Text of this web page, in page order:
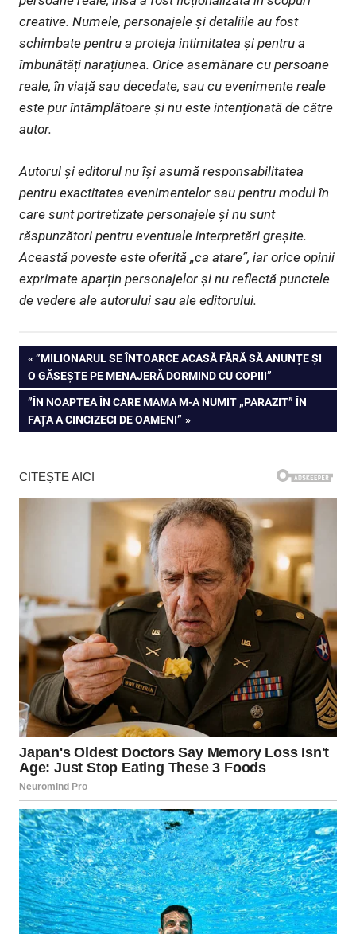
creative. Numele, personajele și detaliile au fost
schimbate pentru a proteja intimitatea și pentru a
îmbunătăți narațiunea. Orice asemănare cu persoane
reale, în viață sau decedate, sau cu evenimente reale
este pur întâmplătoare și nu este intenționată de către
autor.
Autorul și editorul nu își asumă responsabilitatea
pentru exactitatea evenimentelor sau pentru modul în
care sunt portretizate personajele și nu sunt
răspunzători pentru eventuale interpretări greșite.
Această poveste este oferită „ca atare”, iar orice opinii
exprimate aparțin personajelor și nu reflectă punctele
de vedere ale autorului sau ale editorului.
Navigare
în
articole
PREVIOUS
POST:
”MILIONARUL SE ÎNTOARCE ACASĂ FĂRĂ SĂ ANUNȚE ȘI
O GĂSEȘTE PE MENAJERĂ DORMIND CU COPIII”
NEXT
POST:
”ÎN NOAPTEA ÎN CARE MAMA M-A NUMIT „PARAZIT” ÎN
FAȚA A CINCIZECI DE OAMENI”